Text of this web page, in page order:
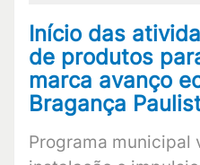
Início das
de produtos
marca avanço
Bragança
Programa municipal